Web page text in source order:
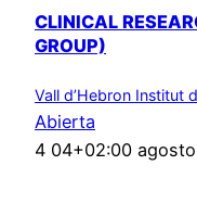
CLINICAL
GROUP)
Vall d’Hebron Institut
Abierta
4 04+02:00